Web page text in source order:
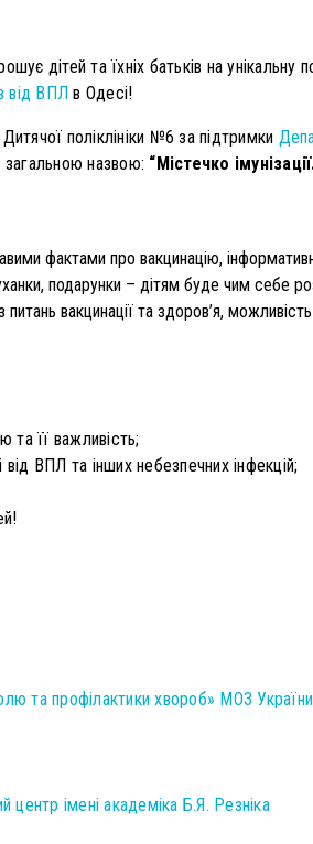
дітей та їхніх батьків на унікальну
від ВПЛ в Одесі!
Дитячої поліклініки №6 за підтримки
загальною назвою: “Містечко
фактами про вакцинацію,
подарунки – дітям буде чим себе
питань вакцинації та здоров’я,
та її важливість;
ВПЛ та інших небезпечних інфекцій;
та профілактики хвороб» МОЗ України
центр імені академіка Б.Я. Резніка